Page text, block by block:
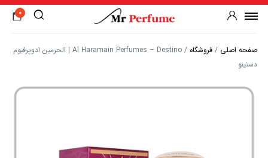
0
صفحه اصلی / فروشگاه /
Al Haramain Perfumes – Destino | الحرمین ادوپرفیوم
دستینو